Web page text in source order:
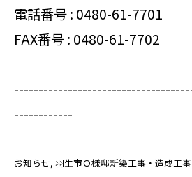
電話番号 : 0480-61-7701
FAX番号 : 0480-61-7702
------------
お知らせ 羽生市Ｏ様邸新築工事・造成工